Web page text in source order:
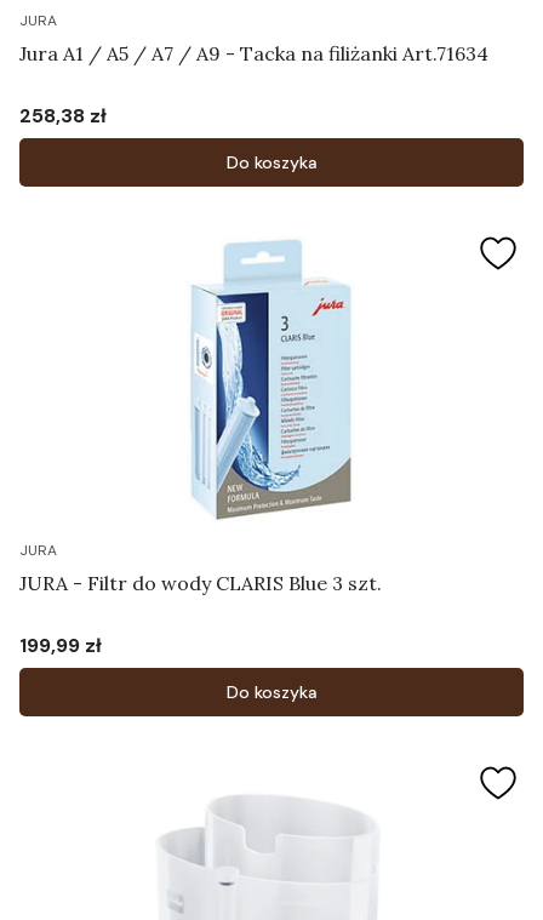
JURA
Jura A1 / A5 / A7 / A9 - Tacka na filiżanki Art.71634
Cena
258,38 zł
Do koszyka
JURA
JURA - Filtr do wody CLARIS Blue 3 szt.
Cena
199,99 zł
Do koszyka